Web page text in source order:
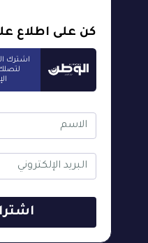
كن على اطلاع
اشترك